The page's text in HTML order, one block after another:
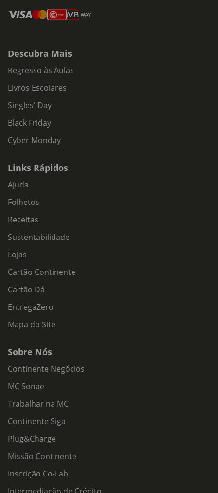
Descubra Mais
Regresso às Aulas
Livros Escolares
Singles' Day
Black Friday
Cyber Monday
Links Rápidos
Ajuda
Folhetos
Receitas
Sustentabilidade
Lojas
Cartão Continente
Cartão Dá
EntregaZero
Mapa do Site
Sobre Nós
Continente Negócios
MC Sonae
Trabalhar na MC
Continente Siga
Plug&Charge
Missão Continente
Inscrição Co-Lab